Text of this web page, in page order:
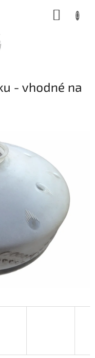
- vhodné na